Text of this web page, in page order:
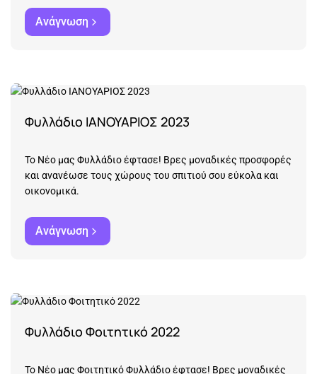
Ανάγνωση
Φυλλάδιο ΙΑΝΟΥΑΡΙΟΣ 2023
Το Νέο μας Φυλλάδιο έφτασε! Βρες μοναδικές προσφορές
και ανανέωσε τους χώρους του σπιτιού σου εύκολα και
οικονομικά.
Ανάγνωση
Φυλλάδιο Φοιτητικό 2022
Το Νέο μας Φοιτητικό Φυλλάδιο έφτασε! Βρες μοναδικές